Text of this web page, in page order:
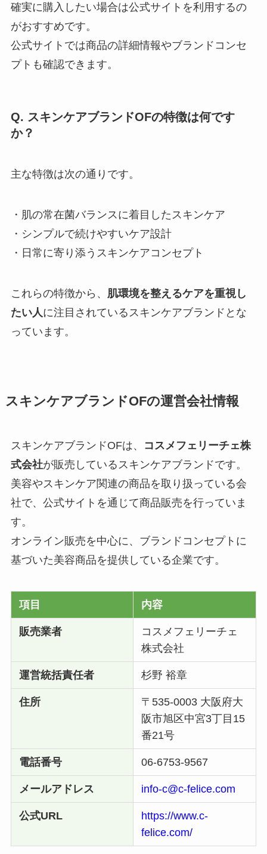
確実に購入したい場合は公式サイトを利用するの
がおすすめです。
公式サイトでは商品の詳細情報やブランドコンセ
プトも確認できます。
Q. スキンケアブランドOFの特徴は何です
か？
主な特徴は次の通りです。
・肌の常在菌バランスに着目したスキンケア
・シンプルで続けやすいケア設計
・日常に寄り添うスキンケアコンセプト
これらの特徴から、
肌環境を整えるケアを重視し
たい人 に注目されているスキンケアブランドとな
っています。
スキンケアブランドOFの運営会社情報
スキンケアブランドOFは、
コスメフェリーチェ株
式会社が販売しているスキンケアブランドです。
美容やスキンケア関連の商品を取り扱っている会
社で、公式サイトを通じて商品販売を行っていま
す。
オンライン販売を中心に、ブランドコンセプトに
基づいた美容商品を提供している企業です。
項目 内容
販売業者
コスメフェリーチェ
株式会社
運営統括責任者 杉野 裕章
住所
〒535-0003 大阪府大
阪市旭区中宮3丁目15
番21号
電話番号 06-6753-9567
メールアドレス info-c@c-felice.com
公式URL
https://www.c-
felice.com/